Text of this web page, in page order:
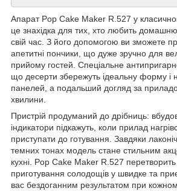
Апарат Pop Cake Maker R.527 у
це знахідка для тих, хто любить домашню
свій час. З його допомогою ви зможете
апетитні пончики, що дуже зручно для
прийому гостей. Спеціальне
що десерти збережуть ідеальну форму і
панелей, а подальший догляд за
хвилини.
Пристрій продуманий до дрібниць:
індикатори підкажуть, коли прилад
приступати до готування. Завдяки
темних тонах модель стане стильним
кухні. Pop Cake Maker R.527
приготування солодощів у швидке та
вас бездоганним результатом при